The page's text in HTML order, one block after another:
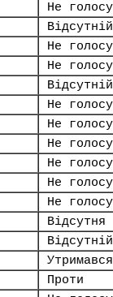
Не
Відсутній
Не
Не
Відсутній
Не
Не
Не
Не
Не
Не
Відсутня
Відсутній
Утримався
Проти